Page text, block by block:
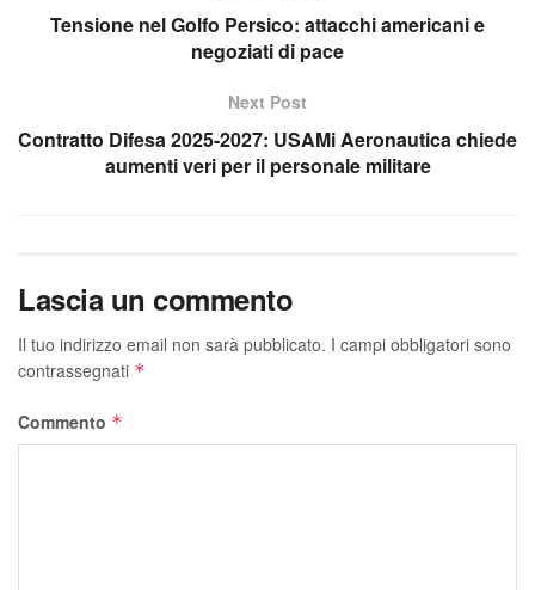
Tensione nel Golfo Persico: attacchi americani e
negoziati di pace
Next Post
Contratto Difesa 2025-2027: USAMi Aeronautica chiede
aumenti veri per il personale militare
Lascia un commento
Il tuo indirizzo email non sarà pubblicato. I campi obbligatori sono
contrassegnati *
Commento *